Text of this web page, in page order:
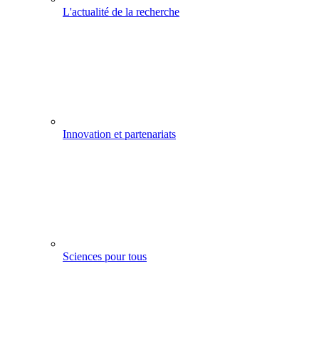
L'actualité de la recherche
Innovation et partenariats
Sciences pour tous